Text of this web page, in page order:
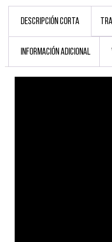
DESCRIPCIÓN CORTA
INFORMACIÓN ADICIONAL